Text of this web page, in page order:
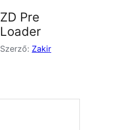
ZD Pre
Loader
Szerző: Zakir